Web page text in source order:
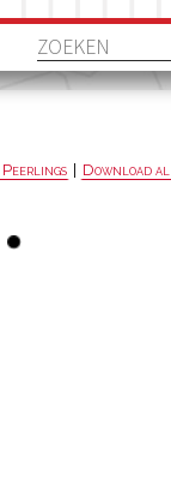
Peerlings Download